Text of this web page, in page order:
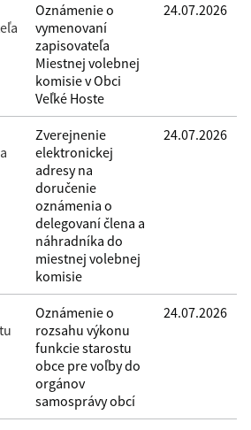
Oznámenie o
vymenovaní
zapisovateľa
Miestnej volebnej
komisie v Obci
Veľké Hoste
24.07.2026
Zverejnenie
elektronickej
adresy na
doručenie
oznámenia o
delegovaní člena a
náhradníka do
miestnej volebnej
komisie
24.07.2026
Oznámenie o
rozsahu výkonu
funkcie starostu
obce pre voľby do
orgánov
samosprávy obcí
24.07.2026